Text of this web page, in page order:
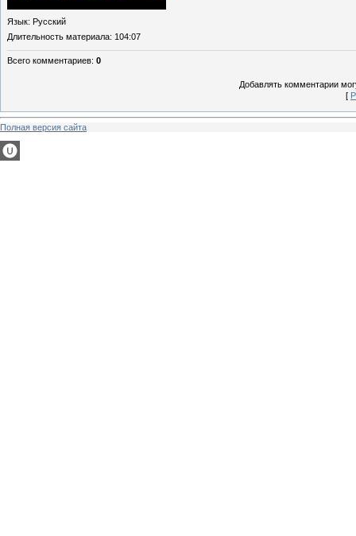
Язык: Русский
Длительность материала: 104:07
Всего комментариев: 0
Добавлять комментарии
[
Полная версия сайта